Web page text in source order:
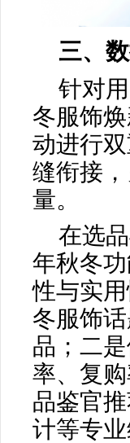
三、
针对
冬服饰
动进行
缝衔接
量。
在选
年秋冬
性与实
冬服饰
品；二
率、复
品鉴官
计等专业